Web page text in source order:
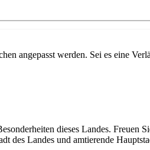
angepasst werden. Sei es eine
dieses Landes.
des Landes und amtierende